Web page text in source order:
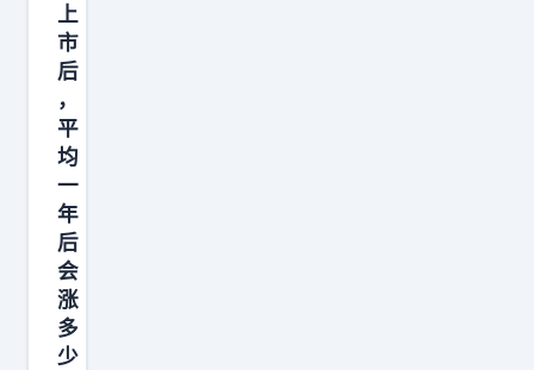
后
硅
谷
又
为
资
本
开
支
找
了
上
市
后
，
平
均
一
年
后
会
涨
多
少